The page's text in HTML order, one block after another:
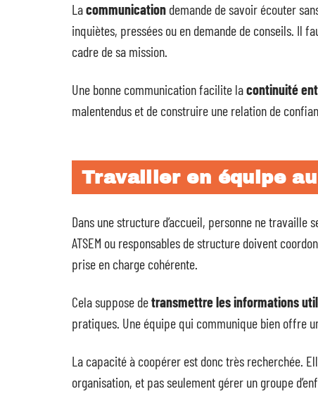
Lacommunication demande de savoir écouter
inquiètes, pressées ou en demande de conseils. Il
cadre de sa mission.
Une bonne communication facilite lacontinuité
malentendus et de construire une relation de
Travailler en équipe
Dans une structure d’accueil, personne ne travaille
ATSEM ou responsables de structure doivent
prise en charge cohérente.
Cela suppose detransmettre les informations
pratiques. Une équipe qui communique bien offre
La capacité à coopérer est donc très recherchée.
organisation, et pas seulement gérer un groupe